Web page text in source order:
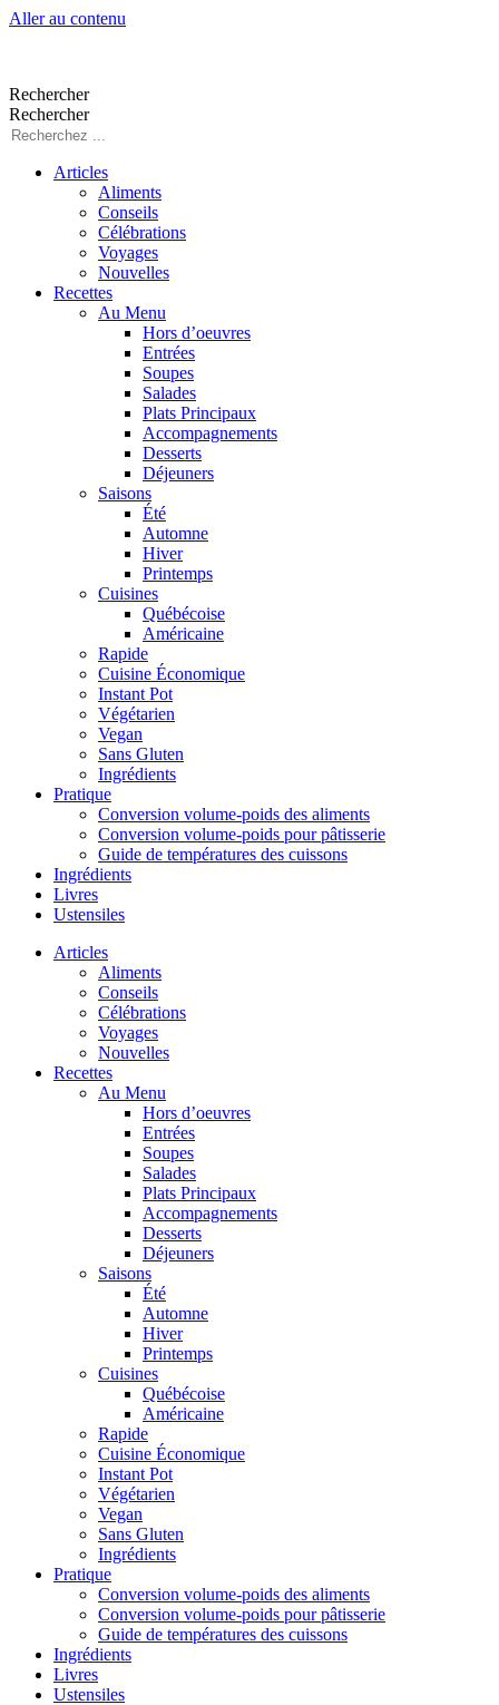
Aller au contenu
Rechercher
Rechercher
Articles
Aliments
Conseils
Célébrations
Voyages
Nouvelles
Recettes
Au Menu
Hors d’oeuvres
Entrées
Soupes
Salades
Plats Principaux
Accompagnements
Desserts
Déjeuners
Saisons
Été
Automne
Hiver
Printemps
Cuisines
Québécoise
Américaine
Rapide
Cuisine Économique
Instant Pot
Végétarien
Vegan
Sans Gluten
Ingrédients
Pratique
Conversion volume-poids des aliments
Conversion volume-poids pour pâtisserie
Guide de températures des cuissons
Ingrédients
Livres
Ustensiles
Articles
Aliments
Conseils
Célébrations
Voyages
Nouvelles
Recettes
Au Menu
Hors d’oeuvres
Entrées
Soupes
Salades
Plats Principaux
Accompagnements
Desserts
Déjeuners
Saisons
Été
Automne
Hiver
Printemps
Cuisines
Québécoise
Américaine
Rapide
Cuisine Économique
Instant Pot
Végétarien
Vegan
Sans Gluten
Ingrédients
Pratique
Conversion volume-poids des aliments
Conversion volume-poids pour pâtisserie
Guide de températures des cuissons
Ingrédients
Livres
Ustensiles